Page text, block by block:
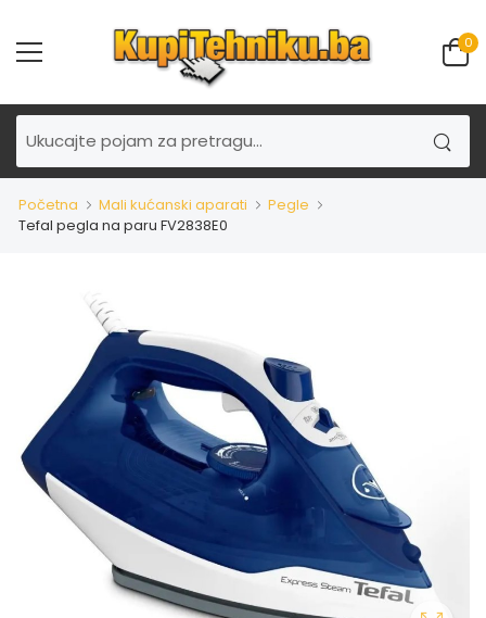
0
Početna Mali kućanski aparati
Pegle
Tefal pegla na paru FV2838E0